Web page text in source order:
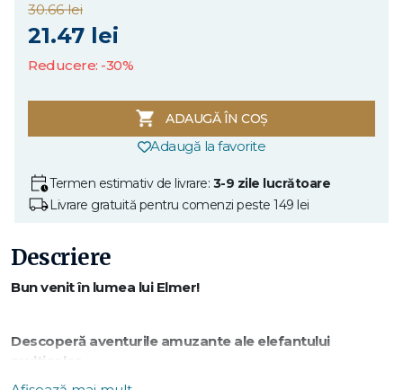
30.66 lei
21.47 lei
Reducere: -30%
ADAUGĂ ÎN COȘ
Adaugă la favorite
Termen estimativ de livrare: 3-9 zile lucrătoare
Livrare gratuită pentru comenzi peste 149 lei
Descriere
Bun venit în lumea lui Elmer!
Descoperă aventurile amuzante ale elefantului
multicolor.